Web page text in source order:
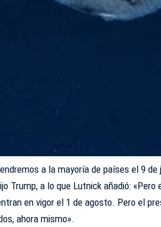
a la mayoría de países el 9
Trump, a lo que Lutnick añadió:
en vigor el 1 de agosto. Pero el
ahora mismo».